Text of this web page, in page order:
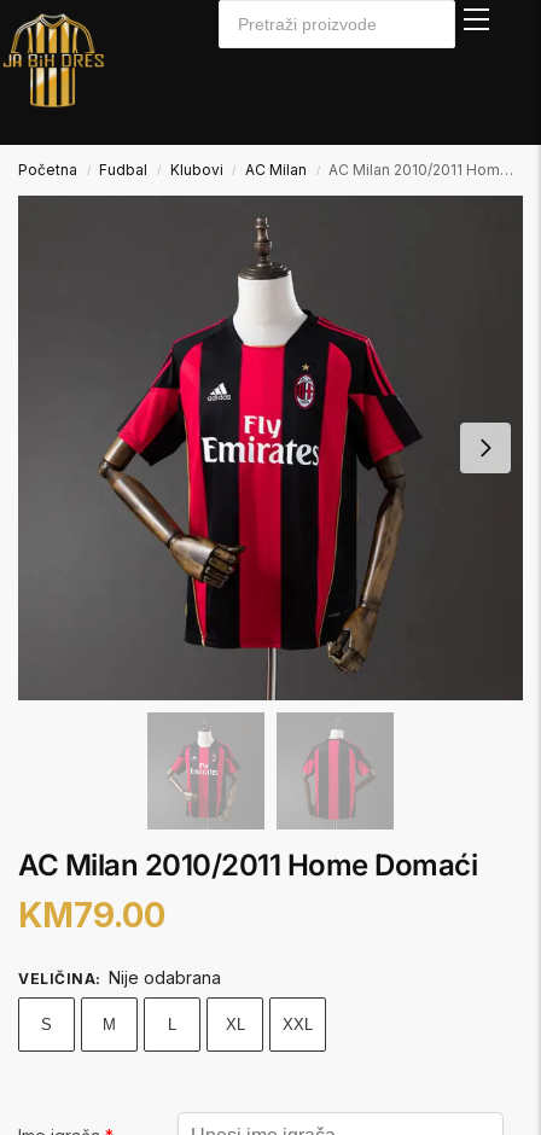
Početna / Fudbal / Klubovi / AC Milan / AC Milan 2010/2011 Home Domaći
AC Milan 2010/2011 Home Domaći
KM79.00
VELIČINA: Nije odabrana
S M L XL XXL